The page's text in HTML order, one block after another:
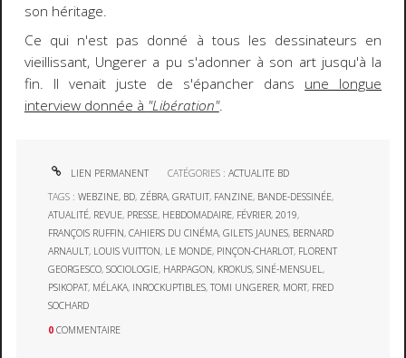
son héritage.
Ce qui n'est pas donné à tous les dessinateurs en
vieillissant, Ungerer a pu s'adonner à son art jusqu'à la
fin. Il venait juste de s'épancher dans une longue
interview donnée à "Libération".
LIEN PERMANENT CATÉGORIES :ACTUALITE BD
TAGS :WEBZINE, BD, ZÉBRA,GRATUIT, FANZINE, BANDE-DESSINÉE,
ATUALITÉ, REVUE, PRESSE, HEBDOMADAIRE, FÉVRIER,2019,
FRANÇOIS RUFFIN,CAHIERS DU CINÉMA,GILETS JAUNES, BERNARD
ARNAULT, LOUIS VUITTON, LE MONDE, PINÇON-CHARLOT, FLORENT
GEORGESCO,SOCIOLOGIE, HARPAGON, KROKUS,SINÉ-MENSUEL,
PSIKOPAT, MÉLAKA, INROCKUPTIBLES,TOMI UNGERER, MORT, FRED
SOCHARD
0 COMMENTAIRE